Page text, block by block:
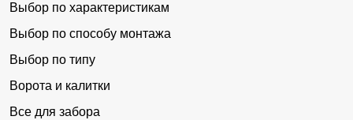
Выбор по характеристикам
Выбор по способу монтажа
Выбор по типу
Ворота и калитки
Все для забора